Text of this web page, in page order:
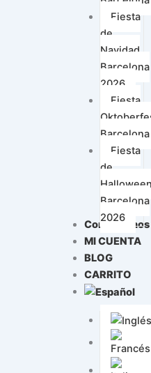
Fiesta
de
Navidad
Barcelona
2026
Fiesta
Barcelona
Fiesta
de
Barcelona
2026
Contáctanos
MI CUENTA
BLOG
CARRITO